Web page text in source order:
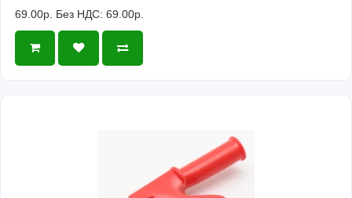
69.00р. Без НДС: 69.00р.